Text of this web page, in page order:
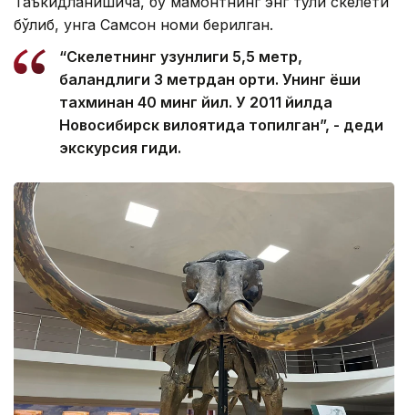
бўлиб, унга Самсон номи берилган.
“Скелетнинг узунлиги 5,5 метр,
баландлиги 3 метрдан ортиқ. Унинг ёши
тахминан 40 минг йил. У 2011 йилда
Новосибирск вилоятида топилган”, - деди
экскурсия гиди.